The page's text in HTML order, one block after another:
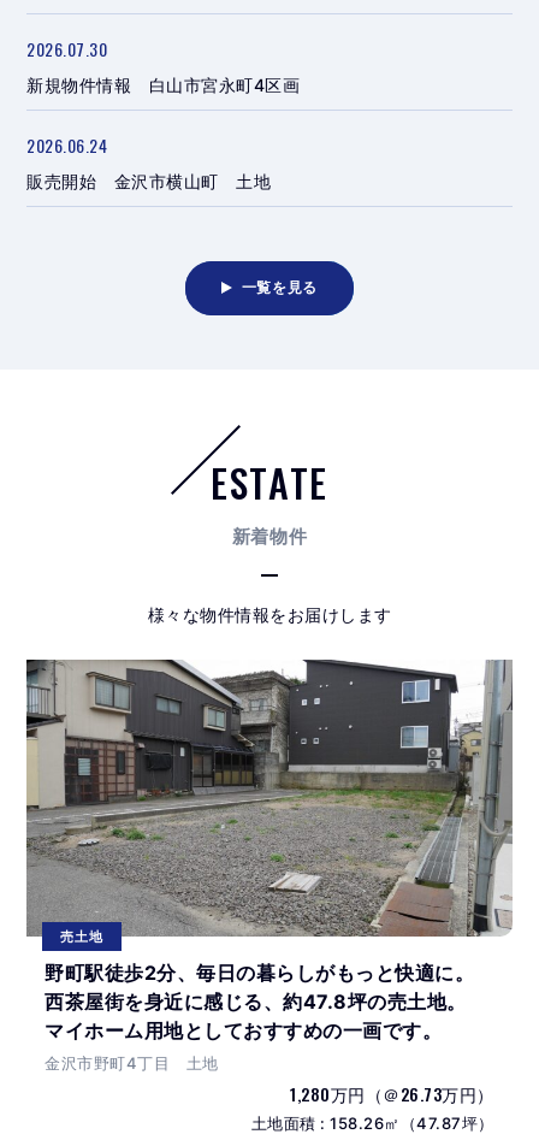
2026.07.30
新規物件情報 白山市宮永町4区画
2026.06.24
販売開始 金沢市横山町 土地
一覧を見る
ESTATE
新着物件
様々な物件情報をお届けします
売土地
野町駅徒歩2分、毎日の暮らしがもっと快適に。
西茶屋街を身近に感じる、約47.8坪の売土地。
マイホーム用地としておすすめの一画です。
金沢市野町4丁目 土地
1,280万円（＠26.73万円）
土地面積 : 158.26㎡（47.87坪）